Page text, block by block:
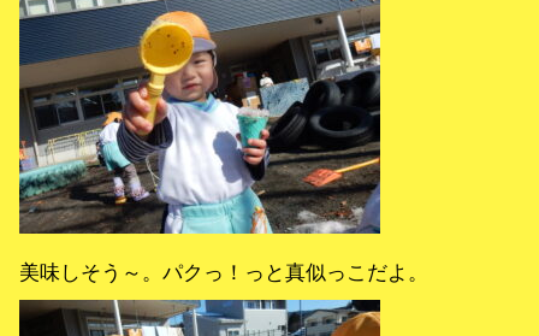
美味しそう～。パクっ！っと真似っこだよ。